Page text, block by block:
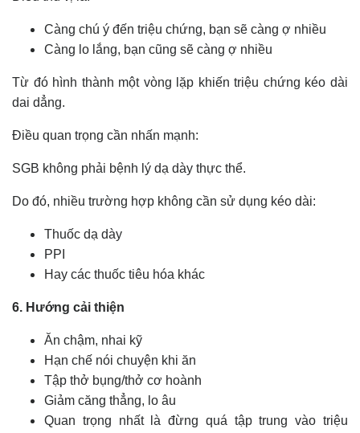
Càng chú ý đến triệu chứng, bạn sẽ càng ợ nhiều
Càng lo lắng, bạn cũng sẽ càng ợ nhiều
Từ đó hình thành một vòng lặp khiến triệu chứng kéo dài
dai dẳng.
Điều quan trọng cần nhấn mạnh:
SGB không phải bệnh lý dạ dày thực thể.
Do đó, nhiều trường hợp không cần sử dụng kéo dài:
Thuốc dạ dày
PPI
Hay các thuốc tiêu hóa khác
6. Hướng cải thiện
Ăn chậm, nhai kỹ
Hạn chế nói chuyện khi ăn
Tập thở bụng/thở cơ hoành
Giảm căng thẳng, lo âu
Quan trọng nhất là đừng quá tập trung vào triệu